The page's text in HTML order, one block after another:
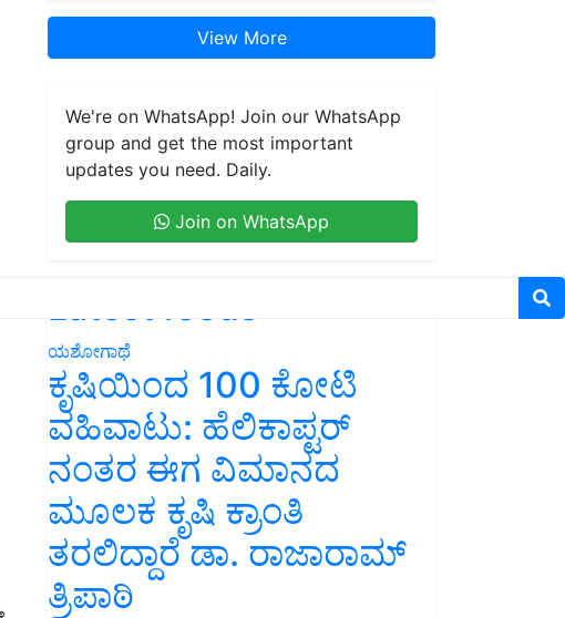
View More
We're on WhatsApp! Join our WhatsApp
group and get the most important
updates you need. Daily.
Join on WhatsApp
Latest feeds
ಯಶೋಗಾಥೆ
ಕೃಷಿಯಿಂದ 100 ಕೋಟಿ
ವಹಿವಾಟು: ಹೆಲಿಕಾಪ್ಟರ್
ನಂತರ ಈಗ ವಿಮಾನದ
ಮೂಲಕ ಕೃಷಿ ಕ್ರಾಂತಿ
ತರಲಿದ್ದಾರೆ ಡಾ. ರಾಜಾರಾಮ್
ತ್ರಿಪಾಠಿ